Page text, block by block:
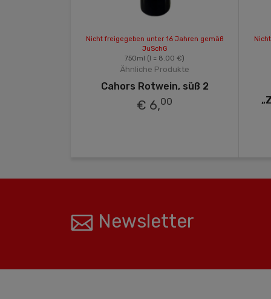
Nicht freigegeben unter 16 Jahren gemäß
JuSchG
750ml (l = 8.00 €)
Ähnliche Produkte
Cahors Rotwein, süß 2
€ 6,00
Newsletter